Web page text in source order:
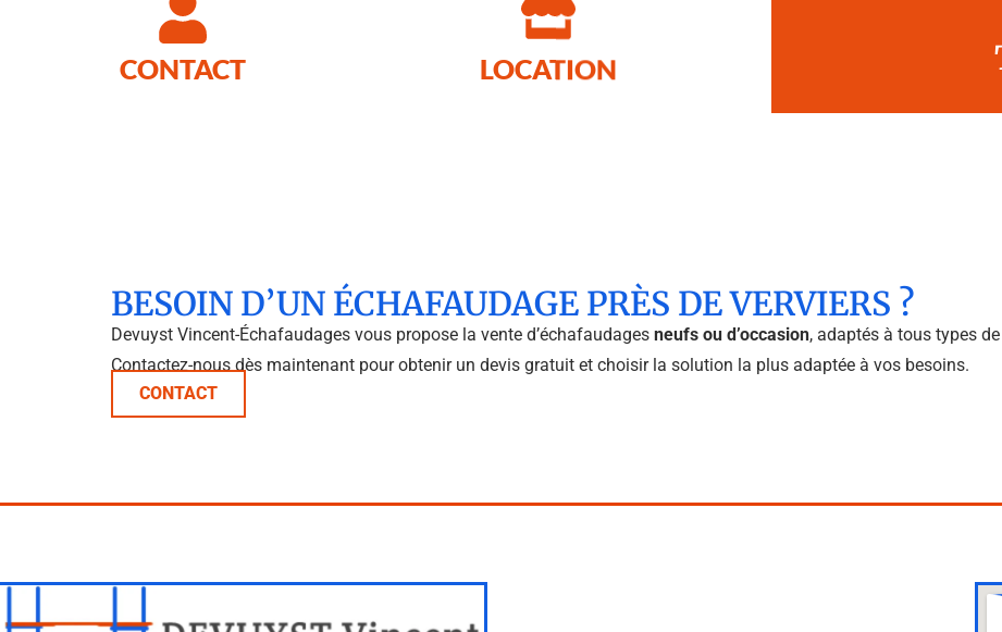
CONTACT LOCATION
BESOIN D’UN ÉCHAFAUDAGE PRÈS DE VERVIERS ?
Devuyst Vincent-Échafaudages vous propose la vente d’échafaudages neufs ou d’occasion, adaptés à tous types
Contactez-nous dès maintenant pour obtenir un devis gratuit et choisir la solution la plus adaptée à vos besoins.
CONTACT